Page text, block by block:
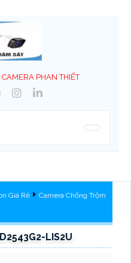
CAMERA PHAN THIẾT
Giá Rẻ
Camera Chống Trộm
LIS2U